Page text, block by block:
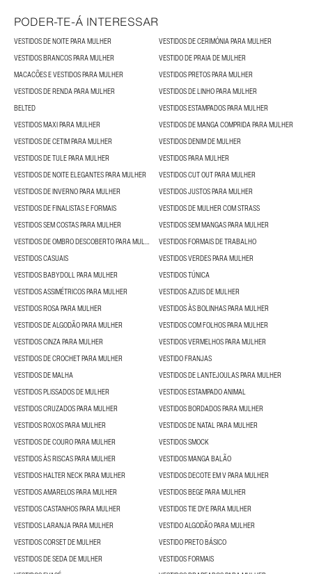
PODER-TE-Á INTERESSAR
VESTIDOS DE NOITE PARA MULHER
VESTIDOS DE CERIMÓNIA PARA MULHER
VESTIDOS BRANCOS PARA MULHER
VESTIDO DE PRAIA DE MULHER
MACACÕES E VESTIDOS PARA MULHER
VESTIDOS PRETOS PARA MULHER
VESTIDOS DE RENDA PARA MULHER
VESTIDOS DE LINHO PARA MULHER
BELTED
VESTIDOS ESTAMPADOS PARA MULHER
VESTIDOS MAXI PARA MULHER
VESTIDOS DE MANGA COMPRIDA PARA MULHER
VESTIDOS DE CETIM PARA MULHER
VESTIDOS DENIM DE MULHER
VESTIDOS DE TULE PARA MULHER
VESTIDOS PARA MULHER
VESTIDOS DE NOITE ELEGANTES PARA MULHER
VESTIDOS CUT OUT PARA MULHER
VESTIDOS DE INVERNO PARA MULHER
VESTIDOS JUSTOS PARA MULHER
VESTIDOS DE FINALISTAS E FORMAIS
VESTIDOS DE MULHER COM STRASS
VESTIDOS SEM COSTAS PARA MULHER
VESTIDOS SEM MANGAS PARA MULHER
VESTIDOS DE OMBRO DESCOBERTO PARA MULHER
VESTIDOS FORMAIS DE TRABALHO
VESTIDOS CASUAIS
VESTIDOS VERDES PARA MULHER
VESTIDOS BABYDOLL PARA MULHER
VESTIDOS TÚNICA
VESTIDOS ASSIMÉTRICOS PARA MULHER
VESTIDOS AZUIS DE MULHER
VESTIDOS ROSA PARA MULHER
VESTIDOS ÀS BOLINHAS PARA MULHER
VESTIDOS DE ALGODÃO PARA MULHER
VESTIDOS COM FOLHOS PARA MULHER
VESTIDOS CINZA PARA MULHER
VESTIDOS VERMELHOS PARA MULHER
VESTIDOS DE CROCHET PARA MULHER
VESTIDO FRANJAS
VESTIDOS DE MALHA
VESTIDOS DE LANTEJOULAS PARA MULHER
VESTIDOS PLISSADOS DE MULHER
VESTIDOS ESTAMPADO ANIMAL
VESTIDOS CRUZADOS PARA MULHER
VESTIDOS BORDADOS PARA MULHER
VESTIDOS ROXOS PARA MULHER
VESTIDOS DE NATAL PARA MULHER
VESTIDOS DE COURO PARA MULHER
VESTIDOS SMOCK
VESTIDOS ÀS RISCAS PARA MULHER
VESTIDOS MANGA BALÃO
VESTIDOS HALTER NECK PARA MULHER
VESTIDOS DECOTE EM V PARA MULHER
VESTIDOS AMARELOS PARA MULHER
VESTIDOS BEGE PARA MULHER
VESTIDOS CASTANHOS PARA MULHER
VESTIDOS TIE DYE PARA MULHER
VESTIDOS LARANJA PARA MULHER
VESTIDO ALGODÃO PARA MULHER
VESTIDOS CORSET DE MULHER
VESTIDO PRETO BÁSICO
VESTIDOS DE SEDA DE MULHER
VESTIDOS FORMAIS